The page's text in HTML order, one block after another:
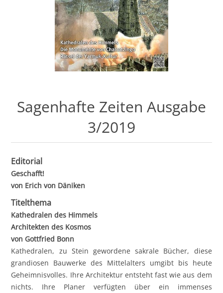
Sagenhafte Zeiten Ausgabe
3/2019
Editorial
Geschafft!
von Erich von Däniken
Titelthema
Kathedralen des Himmels
Architekten des Kosmos
von Gottfried Bonn
Kathedralen, zu Stein gewordene sakrale Bücher, diese
grandiosen Bauwerke des Mittelalters umgibt bis heute
Geheimnisvolles. Ihre Architektur entsteht fast wie aus dem
nichts. Ihre Planer verfügten über ein immenses